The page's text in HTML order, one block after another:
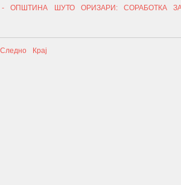
- ОПШТИНА ШУТО ОРИЗАРИ: СОРАБОТКА
Следно Крај